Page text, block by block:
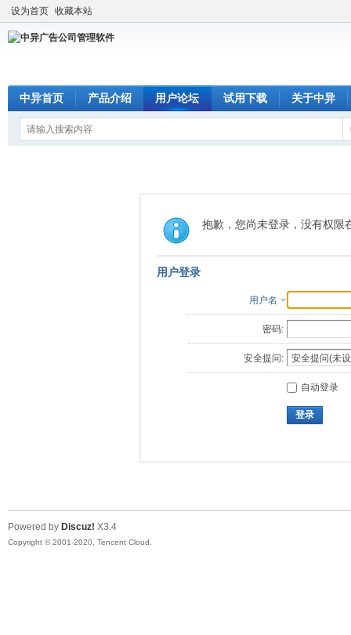
设为首页 收藏本站
中异首页 产品介绍 用户论坛 试用下载 关于中异
抱歉，您尚未登录，没有权限
用户登录
用户名
密码:
安全提问:
自动登录
登录
Powered by Discuz! X3.4
Copyright © 2001-2020, Tencent Cloud.